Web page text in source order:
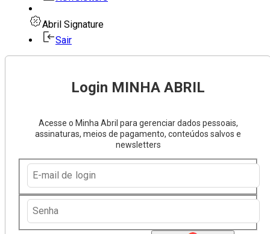
Abril Signature
Sair
Login MINHA ABRIL
Acesse o Minha Abril para gerenciar dados pessoais,
assinaturas, meios de pagamento, conteúdos salvos e
newsletters